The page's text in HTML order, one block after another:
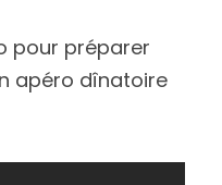
pour préparer
apéro dînatoire